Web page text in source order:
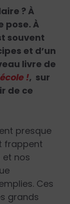
? À
pose. À
souvent
et d’un
livre de
!, sur
de ce
presque
frappent
et nos
Ces
grands